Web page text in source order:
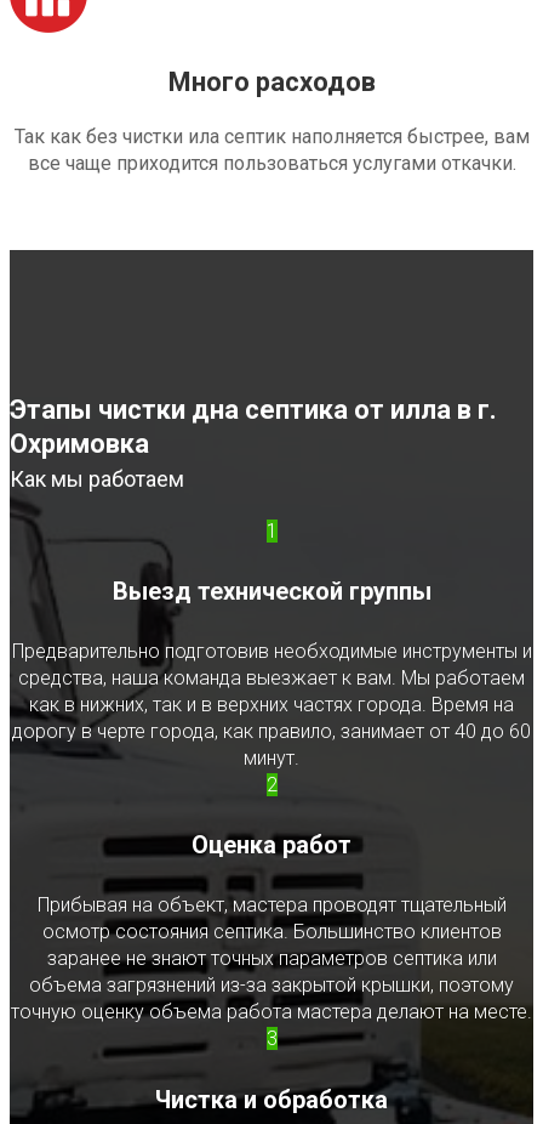
Много расходов
Так как без чистки ила септик наполняется быстрее, вам
все чаще приходится пользоваться услугами откачки.
Этапы чистки дна септика от илла в г.
Охримовка
Как мы работаем
1
Выезд технической группы
Предварительно подготовив необходимые инструменты и
средства, наша команда выезжает к вам. Мы работаем
как в нижних, так и в верхних частях города. Время на
дорогу в черте города, как правило, занимает от 40 до 60
минут.
2
Оценка работ
Прибывая на объект, мастера проводят тщательный
осмотр состояния септика. Большинство клиентов
заранее не знают точных параметров септика или
объема загрязнений из-за закрытой крышки, поэтому
точную оценку объема работа мастера делают на месте.
3
Чистка и обработка